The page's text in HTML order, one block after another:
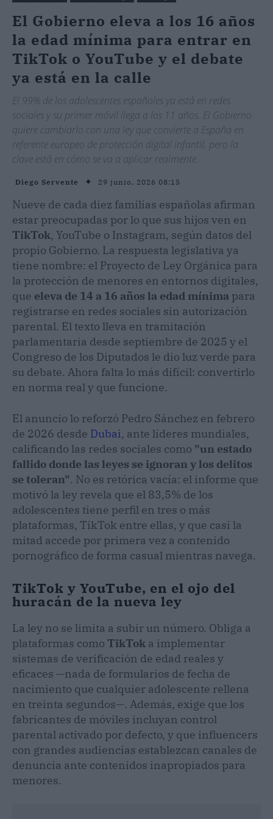
El Gobierno eleva a los 16 años
la edad mínima para entrar en
TikTok o YouTube y el debate
ya está en la calle
El 99% de los adolescentes españoles ya está en redes
sociales y su primer móvil llega a los 11 años. El Gobierno
quiere cambiarlo con una ley que convierte a España en
referente europeo de protección digital infantil, pero la
clave está en cómo se va a aplicar realmente.
Diego Servente 29 junio, 2026 08:15
Nueve de cada diez familias españolas afirman
estar preocupadas por lo que sus hijos ven en
TikTok, YouTube o Instagram, según datos del
propio Gobierno. La respuesta legislativa ya
tiene nombre: el Proyecto de Ley Orgánica para
la protección de menores en entornos digitales,
que eleva de 14 a 16 años la edad mínima para
registrarse en redes sociales sin autorización
parental. El texto lleva en tramitación
parlamentaria desde septiembre de 2025 y el
Congreso de los Diputados le dio luz verde para
su debate. Ahora falta lo más difícil: convertirlo
en norma real y que funcione.
El anuncio lo reforzó Pedro Sánchez en febrero
de 2026 desde Dubai, ante líderes mundiales,
calificando las redes sociales como "un estado
fallido donde las leyes se ignoran y los delitos
se toleran". No es retórica vacía: el informe que
motivó la ley revela que el 83,5% de los
adolescentes tiene perfil en tres o más
plataformas, TikTok entre ellas, y que casi la
mitad accede por primera vez a contenido
pornográfico de forma casual mientras navega.
TikTok y YouTube, en el ojo del
huracán de la nueva ley
La ley no se limita a subir un número. Obliga a
plataformas como TikTok a implementar
sistemas de verificación de edad reales y
eficaces —nada de formularios de fecha de
nacimiento que cualquier adolescente rellena
en treinta segundos—. Además, exige que los
fabricantes de móviles incluyan control
parental activado por defecto, y que influencers
con grandes audiencias establezcan canales de
denuncia ante contenidos inapropiados para
menores.